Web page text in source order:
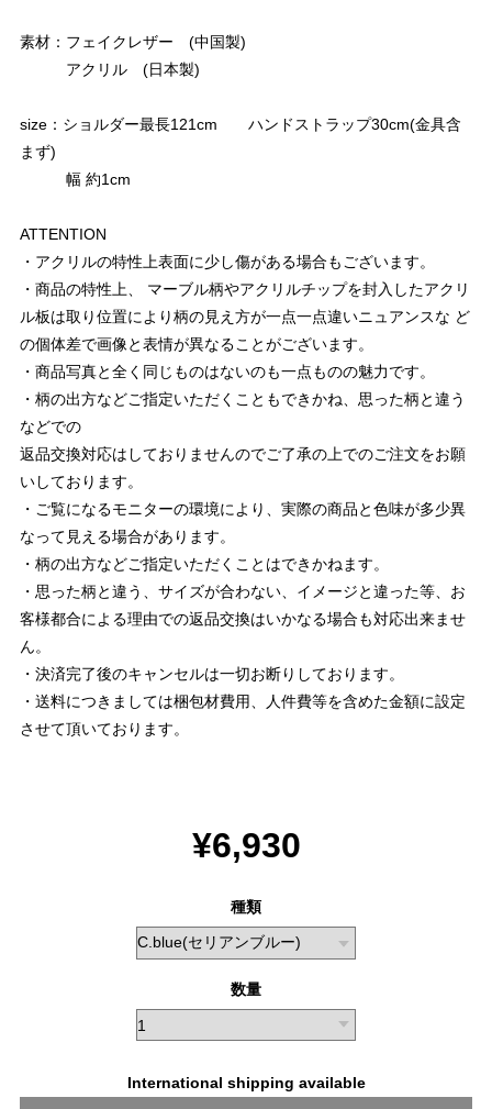
素材：フェイクレザー (中国製)
アクリル (日本製)
size：ショルダー最長121cm ハンドストラップ30cm(金具含
まず)
幅 約1cm
ATTENTION
・アクリルの特性上表面に少し傷がある場合もございます。
・商品の特性上、 マーブル柄やアクリルチップを封入したアクリ
ル板は取り位置により柄の見え方が一点一点違いニュアンスな ど
の個体差で画像と表情が異なることがございます。
・商品写真と全く同じものはないのも一点ものの魅力です。
・柄の出方などご指定いただくこともできかね、思った柄と違う
などでの
返品交換対応はしておりませんのでご了承の上でのご注文をお願
いしております。
・ご覧になるモニターの環境により、実際の商品と色味が多少異
なって見える場合があります。
・柄の出方などご指定いただくことはできかねます。
・思った柄と違う、サイズが合わない、イメージと違った等、お
客様都合による理由での返品交換はいかなる場合も対応出来ませ
ん。
・決済完了後のキャンセルは一切お断りしております。
・送料につきましては梱包材費用、人件費等を含めた金額に設定
させて頂いております。
¥6,930
種類
数量
International shipping available